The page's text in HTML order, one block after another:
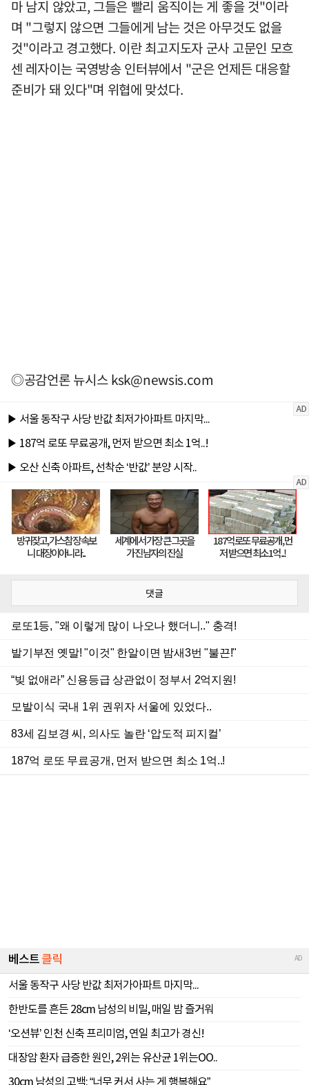
마 남지 않았고, 그들은 빨리 움직이는 게 좋을 것"이라
며 "그렇지 않으면 그들에게 남는 것은 아무것도 없을
것"이라고 경고했다. 이란 최고지도자 군사 고문인 모흐
센 레자이는 국영방송 인터뷰에서 "군은 언제든 대응할
준비가 돼 있다"며 위협에 맞섰다.
◎공감언론 뉴시스ksk@newsis.com
댓글